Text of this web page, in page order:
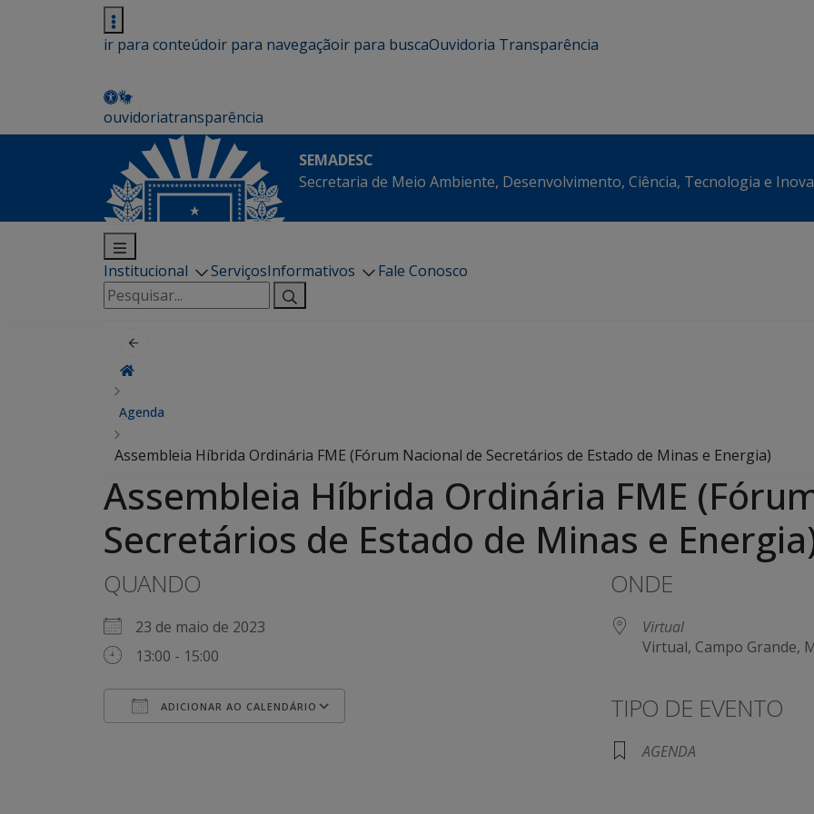
ir para conteúdoir para navegaçãoir para buscaOuvidoria Transparência
ouvidoriatransparência
SEMADESC
Secretaria de Meio Ambiente, Desenvolvimento, Ciência, Tecnologia e
Institucional ServiçosInformativos
Fale Conosco
Pesquisar
por:
Agenda
Assembleia Híbrida Ordinária FME (Fórum Nacional de Secretários de Estado de Minas e Energia)
Assembleia Híbrida Ordinária FME
Secretários de Estado de Minas e
QUANDO
23 de maio de 2023
13:00 - 15:00
ADICIONAR AO CALENDÁRIO
ONDE
Virtual
Virtual, Campo Grande,
TIPO DE EVENTO
AGENDA